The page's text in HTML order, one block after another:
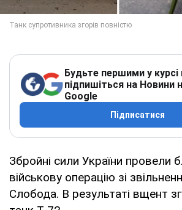
Будьте першими у
підпишіться на Новини
Google
Підписатися
Збройні сили України провели
військову операцію зі
Слобода. В результаті вщент